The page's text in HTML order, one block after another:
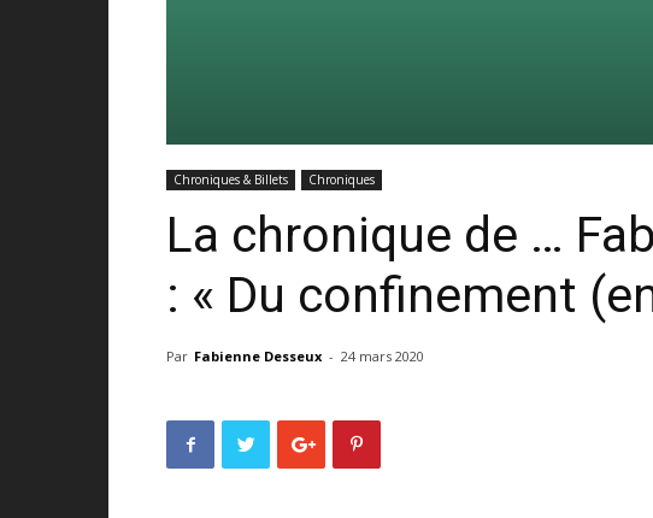
Chroniques & Billets Chroniques
La chronique de …
: « Du confinement
Par Fabienne Desseux - 24 mars 2020